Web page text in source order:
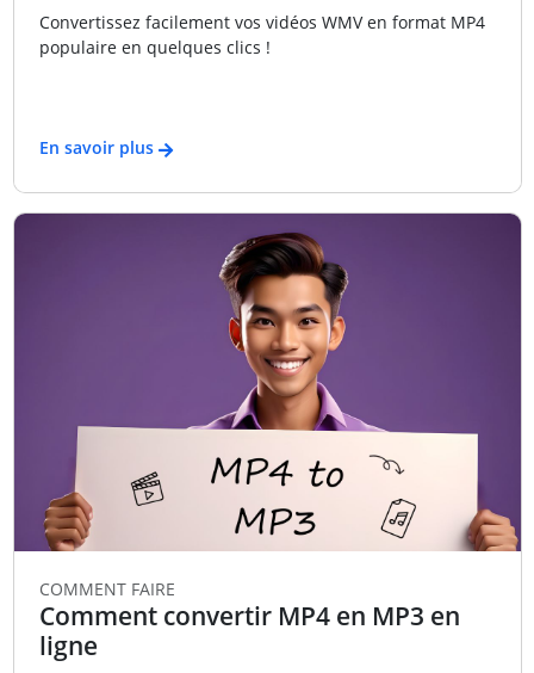
Convertissez facilement vos vidéos WMV en format MP4
populaire en quelques clics !
En savoir plus
COMMENT FAIRE
Comment convertir MP4 en MP3 en
ligne